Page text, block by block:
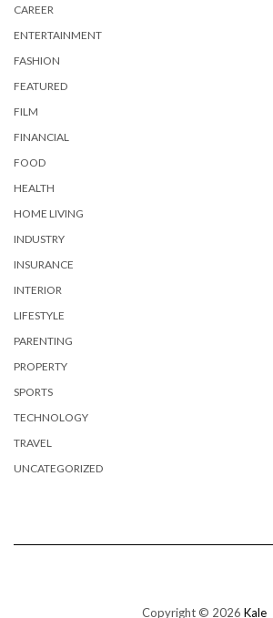
CAREER
ENTERTAINMENT
FASHION
FEATURED
FILM
FINANCIAL
FOOD
HEALTH
HOME LIVING
INDUSTRY
INSURANCE
INTERIOR
LIFESTYLE
PARENTING
PROPERTY
SPORTS
TECHNOLOGY
TRAVEL
UNCATEGORIZED
Copyright © 2026 Kale